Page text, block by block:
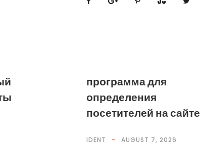
программа для
определения
посетителей на сайте
IDENT AUGUST 7, 2026